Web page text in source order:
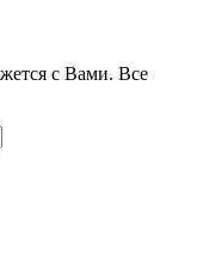
с Вами. Все